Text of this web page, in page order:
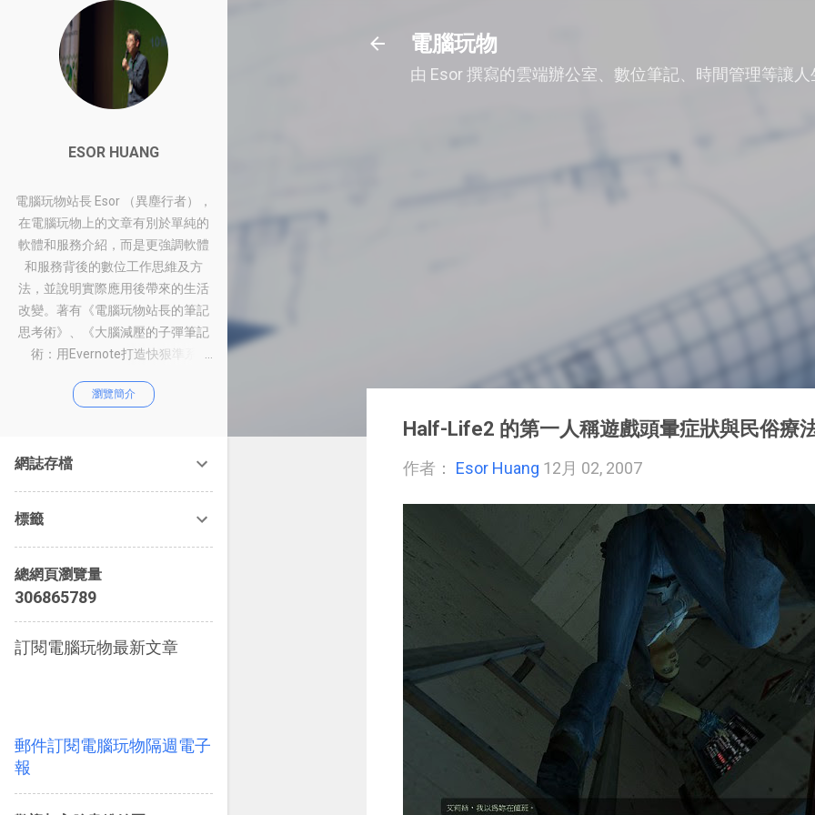
電腦玩物
由 Esor 撰寫的雲端辦公室、數位筆記、時間管理等讓
Half-Life2 的第一人稱遊戲頭暈症狀與民俗療
作者： Esor Huang 12月 02, 2007
ESOR HUANG
電腦玩物站長 Esor （異塵行者），
在電腦玩物上的文章有別於單純的
軟體和服務介紹，而是更強調軟體
和服務背後的數位工作思維及方
法，並說明實際應用後帶來的生活
改變。著有《電腦玩物站長的筆記
思考術》、《大腦減壓的子彈筆記
術：用Evernote打造快狠準系
作術：從職場到人生的100個聰明
瀏覽簡介
網誌存檔
標籤
總網頁瀏覽量
306865789
訂閱電腦玩物最新文章
郵件訂閱電腦玩物隔週電子
報